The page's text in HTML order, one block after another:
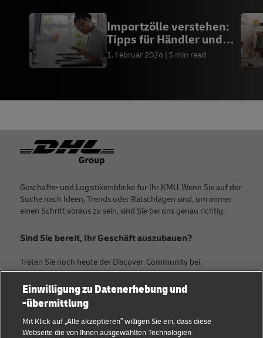
Importzölle verstehen:
Tipps für Händler und
Importeure
1. Februar 2026 5 min read
Footer
Geschäfts- und Logistikeinblicke für Ihr KMU. Wenn Sie auf der
Suche nach Ideen, Trends oder Ratschlägen sind, um immer
einen Schritt voraus zu sein, sind Sie bei uns genau richtig.
Sind Sie bereit, Ihr Geschäft auszubauen?
Treten Sie noch heute der Discover-Community bei.
Kategorien
KMU Ratgeber
Firma
Über DHL
Einwilligung zu Datenerhebung und
-übermittlung
Mit Klick auf „Alle akzeptieren” willigen Sie ein, dass diese
Webseite die von Ihnen ausgewählten Technologien